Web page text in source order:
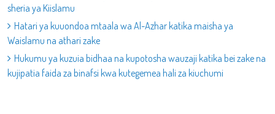
sheria ya Kiislamu
Hatari ya kuuondoa mtaala wa Al-Azhar katika maisha ya
Waislamu na athari zake
Hukumu ya kuzuia bidhaa na kupotosha wauzaji katika bei zake na
kujipatia faida za binafsi kwa kutegemea hali za kiuchumi